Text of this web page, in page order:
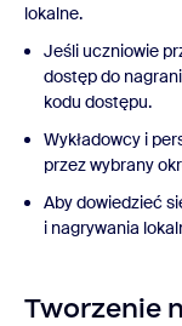
lokalne.
Jeśli uczniowie
dostęp do
kodu dostępu.
Wykładowcy i
przez wybrany
Aby dowiedzieć
i nagrywania
Tworzenie